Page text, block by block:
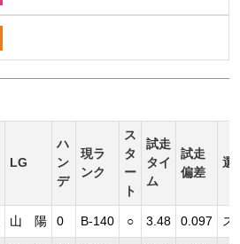
LG
ハ
ン
デ
現ラ
ンク
ス
タ
ー
ト
試走
タイ
ム
試走
偏差
選
山 陽 0 B-140 ○ 3.48 0.097 ス